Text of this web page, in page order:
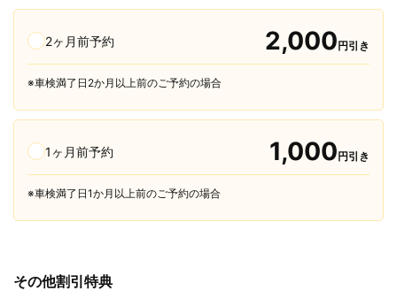
2ヶ月前予約 2,000円引き
※車検満了日2か月以上前のご予約の場合
1ヶ月前予約 1,000円引き
※車検満了日1か月以上前のご予約の場合
その他割引特典